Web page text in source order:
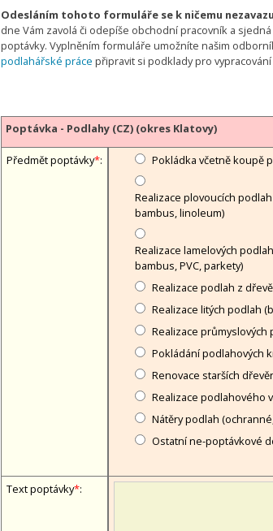
Odesláním tohoto formuláře se k ničemu
dne Vám zavolá či odepíše obchodní pracovník a
poptávky. Vyplněním formuláře umožníte našim
podlahářské práce připravit si podklady pro
Poptávka - Podlahy (CZ) (okres Klatovy)
Předmět poptávky*: Pokládka včetně koupě
Realizace plovoucích
bambus, linoleum)
Realizace lamelových
bambus, PVC, parkety)
Realizace podlah z
Realizace litých podlah
Realizace průmyslových
Pokládání podlahových
Renovace starších
Realizace podlahového
Nátěry podlah
Ostatní ne-poptávkové
Text poptávky*: